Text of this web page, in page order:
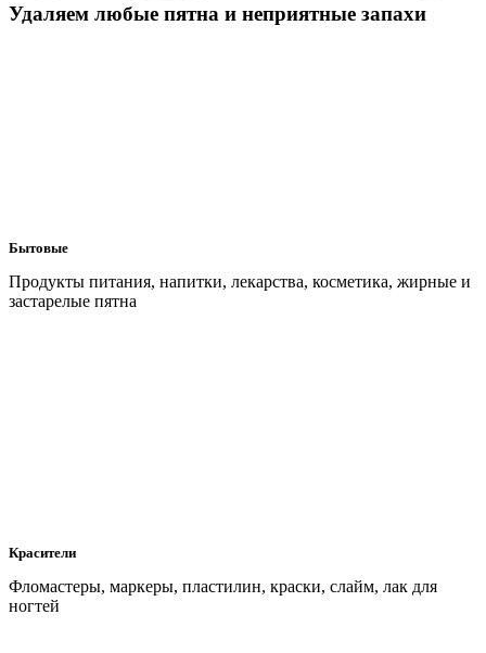
Удаляем любые пятна и неприятные запахи
Бытовые
Продукты питания, напитки, лекарства, косметика, жирные и
застарелые пятна
Красители
Фломастеры, маркеры, пластилин, краски, слайм, лак для
ногтей